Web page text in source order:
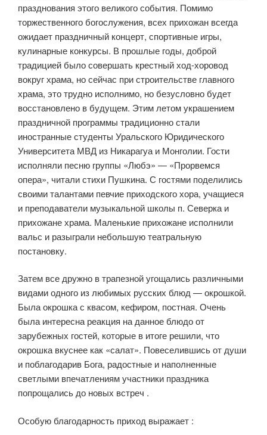
празднования этого великого события. Помимо
торжественного богослужения, всех прихожан всегда
ожидает праздничный концерт, спортивные игры,
кулинарные конкурсы. В прошлые годы, доброй
традицией было совершать крестный ход-хоровод
вокруг храма, но сейчас при строительстве главного
храма, это трудно исполнимо, но безусловно будет
восстановлено в будущем. Этим летом украшением
праздничной программы традиционно стали
иностранные студенты Уральского Юридического
Университета МВД из Никарагуа и Монголии. Гости
исполняли песню группы «Любэ» — «Прорвемся
опера», читали стихи Пушкина. С гостями поделились
своими талантами певчие приходского хора, учащиеся
и преподаватели музыкальной школы п. Северка и
прихожане храма. Маленькие прихожане исполнили
вальс и разыграли небольшую театральную
постановку.
Затем все дружно в трапезной угощались различными
видами одного из любимых русских блюд — окрошкой.
Была окрошка с квасом, кефиром, постная. Очень
была интересна реакция на данное блюдо от
зарубежных гостей, которые в итоге решили, что
окрошка вкуснее как «салат». Повеселившись от души
и поблагодарив Бога, радостные и наполненные
светлыми впечатлениям участники праздника
попрощались до новых встреч .
Особую благодарность приход выражает :